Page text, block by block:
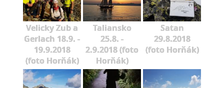
Velicky Zub a
Gerlach 18.9. -
19.9.2018
(foto Horňák)
Taliansko
25.8. -
2.9.2018 (foto
Horňák)
Satan
29.8.2018
(foto Horňák)